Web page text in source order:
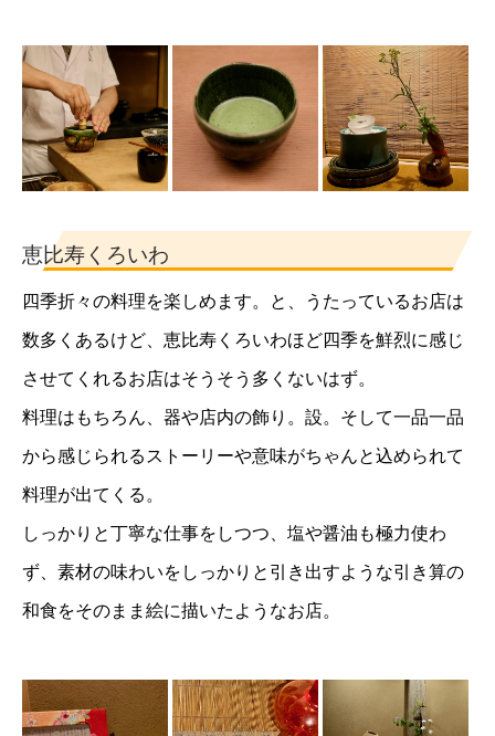
恵比寿くろいわ
四季折々の料理を楽しめます。と、うたっているお店は
数多くあるけど、恵比寿くろいわほど四季を鮮烈に感じ
させてくれるお店はそうそう多くないはず。
料理はもちろん、器や店内の飾り。設。そして一品一品
から感じられるストーリーや意味がちゃんと込められて
料理が出てくる。
しっかりと丁寧な仕事をしつつ、塩や醤油も極力使わ
ず、素材の味わいをしっかりと引き出すような引き算の
和食をそのまま絵に描いたようなお店。